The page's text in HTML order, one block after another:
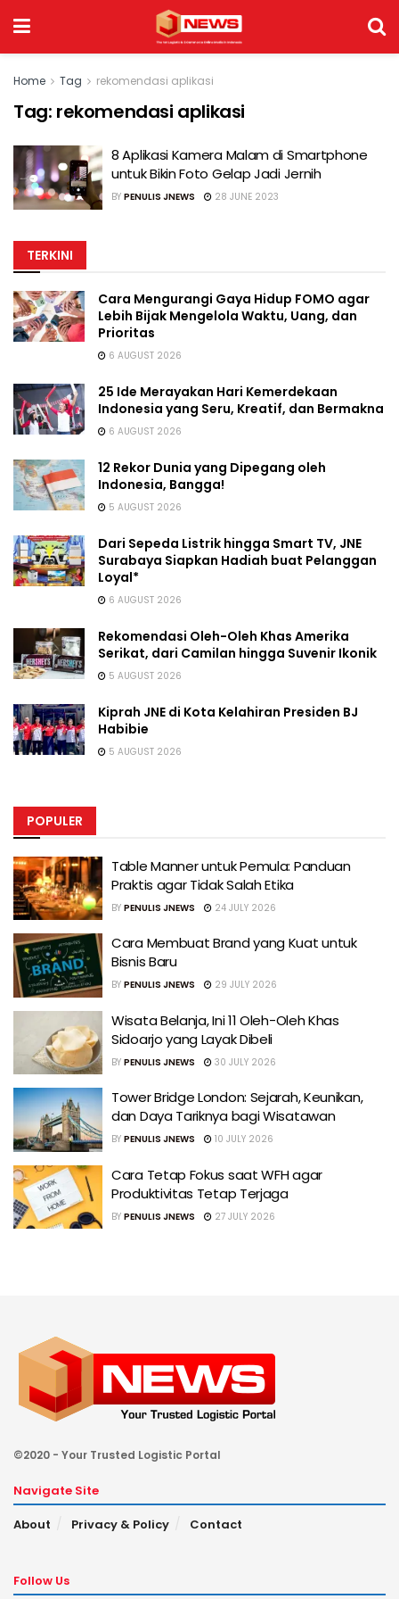
Home Tag rekomendasi aplikasi
Tag: rekomendasi aplikasi
8 Aplikasi Kamera Malam di Smartphone
untuk Bikin Foto Gelap Jadi Jernih
BY PENULIS JNEWS 28 JUNE 2023
TERKINI
Cara Mengurangi Gaya Hidup FOMO agar
Lebih Bijak Mengelola Waktu, Uang, dan
Prioritas
6 AUGUST 2026
25 Ide Merayakan Hari Kemerdekaan
Indonesia yang Seru, Kreatif, dan Bermakna
6 AUGUST 2026
12 Rekor Dunia yang Dipegang oleh
Indonesia, Bangga!
5 AUGUST 2026
Dari Sepeda Listrik hingga Smart TV, JNE
Surabaya Siapkan Hadiah buat Pelanggan
Loyal*
6 AUGUST 2026
Rekomendasi Oleh-Oleh Khas Amerika
Serikat, dari Camilan hingga Suvenir Ikonik
5 AUGUST 2026
Kiprah JNE di Kota Kelahiran Presiden BJ
Habibie
5 AUGUST 2026
POPULER
Table Manner untuk Pemula: Panduan
Praktis agar Tidak Salah Etika
BY PENULIS JNEWS 24 JULY 2026
Cara Membuat Brand yang Kuat untuk
Bisnis Baru
BY PENULIS JNEWS 29 JULY 2026
Wisata Belanja, Ini 11 Oleh-Oleh Khas
Sidoarjo yang Layak Dibeli
BY PENULIS JNEWS 30 JULY 2026
Tower Bridge London: Sejarah, Keunikan,
dan Daya Tariknya bagi Wisatawan
BY PENULIS JNEWS 10 JULY 2026
Cara Tetap Fokus saat WFH agar
Produktivitas Tetap Terjaga
BY PENULIS JNEWS 27 JULY 2026
©2020 - Your Trusted Logistic Portal
Navigate Site
About
Privacy & Policy Contact
Follow Us